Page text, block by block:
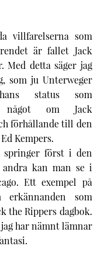
villfarelserna som
är fallet Jack
Med detta säger jag
som ju Unterweger
status som
något om Jack
förhållande till den
Kempers.
springer först i den
kan man se i
Ett exempel på
erkännanden som
the Rippers dagbok.
har nämnt lämnar